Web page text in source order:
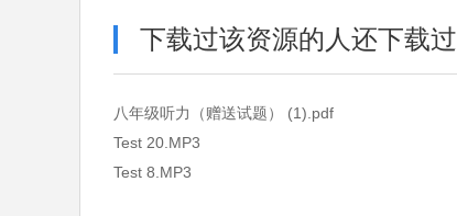
下载过该资源的人还下载过
八年级听力（赠送试题） (1).pdf
Test 20.MP3
Test 8.MP3